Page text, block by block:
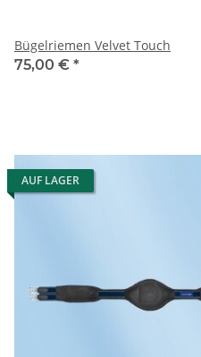
Bügelriemen Velvet Touch
75,00 € *
AUF LAGER